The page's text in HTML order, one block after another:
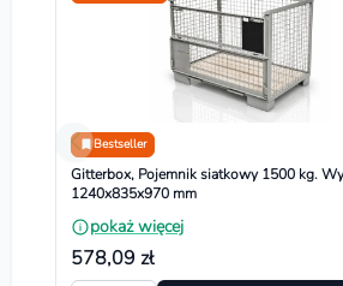
Bestseller
Gitterbox, Pojemnik siatkowy 1500 kg.
1240x835x970 mm
pokaż więcej
578,09 zł